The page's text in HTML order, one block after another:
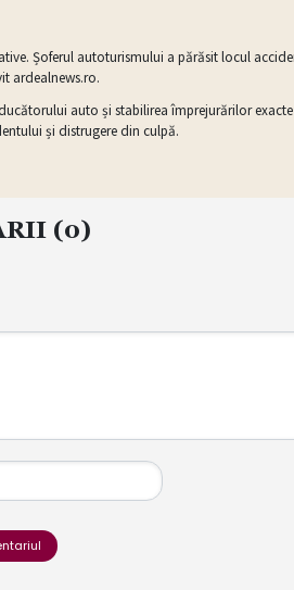
Șoferul autoturismului a părăsit locul
ardealnews.ro.
auto și stabilirea împrejurărilor
și distrugere din culpă.
(0)